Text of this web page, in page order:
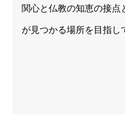
関心と仏教の知恵の接点
が見つかる場所を目指し